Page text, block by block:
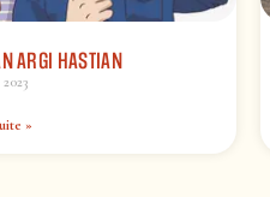
ARGI HASTIAN
»